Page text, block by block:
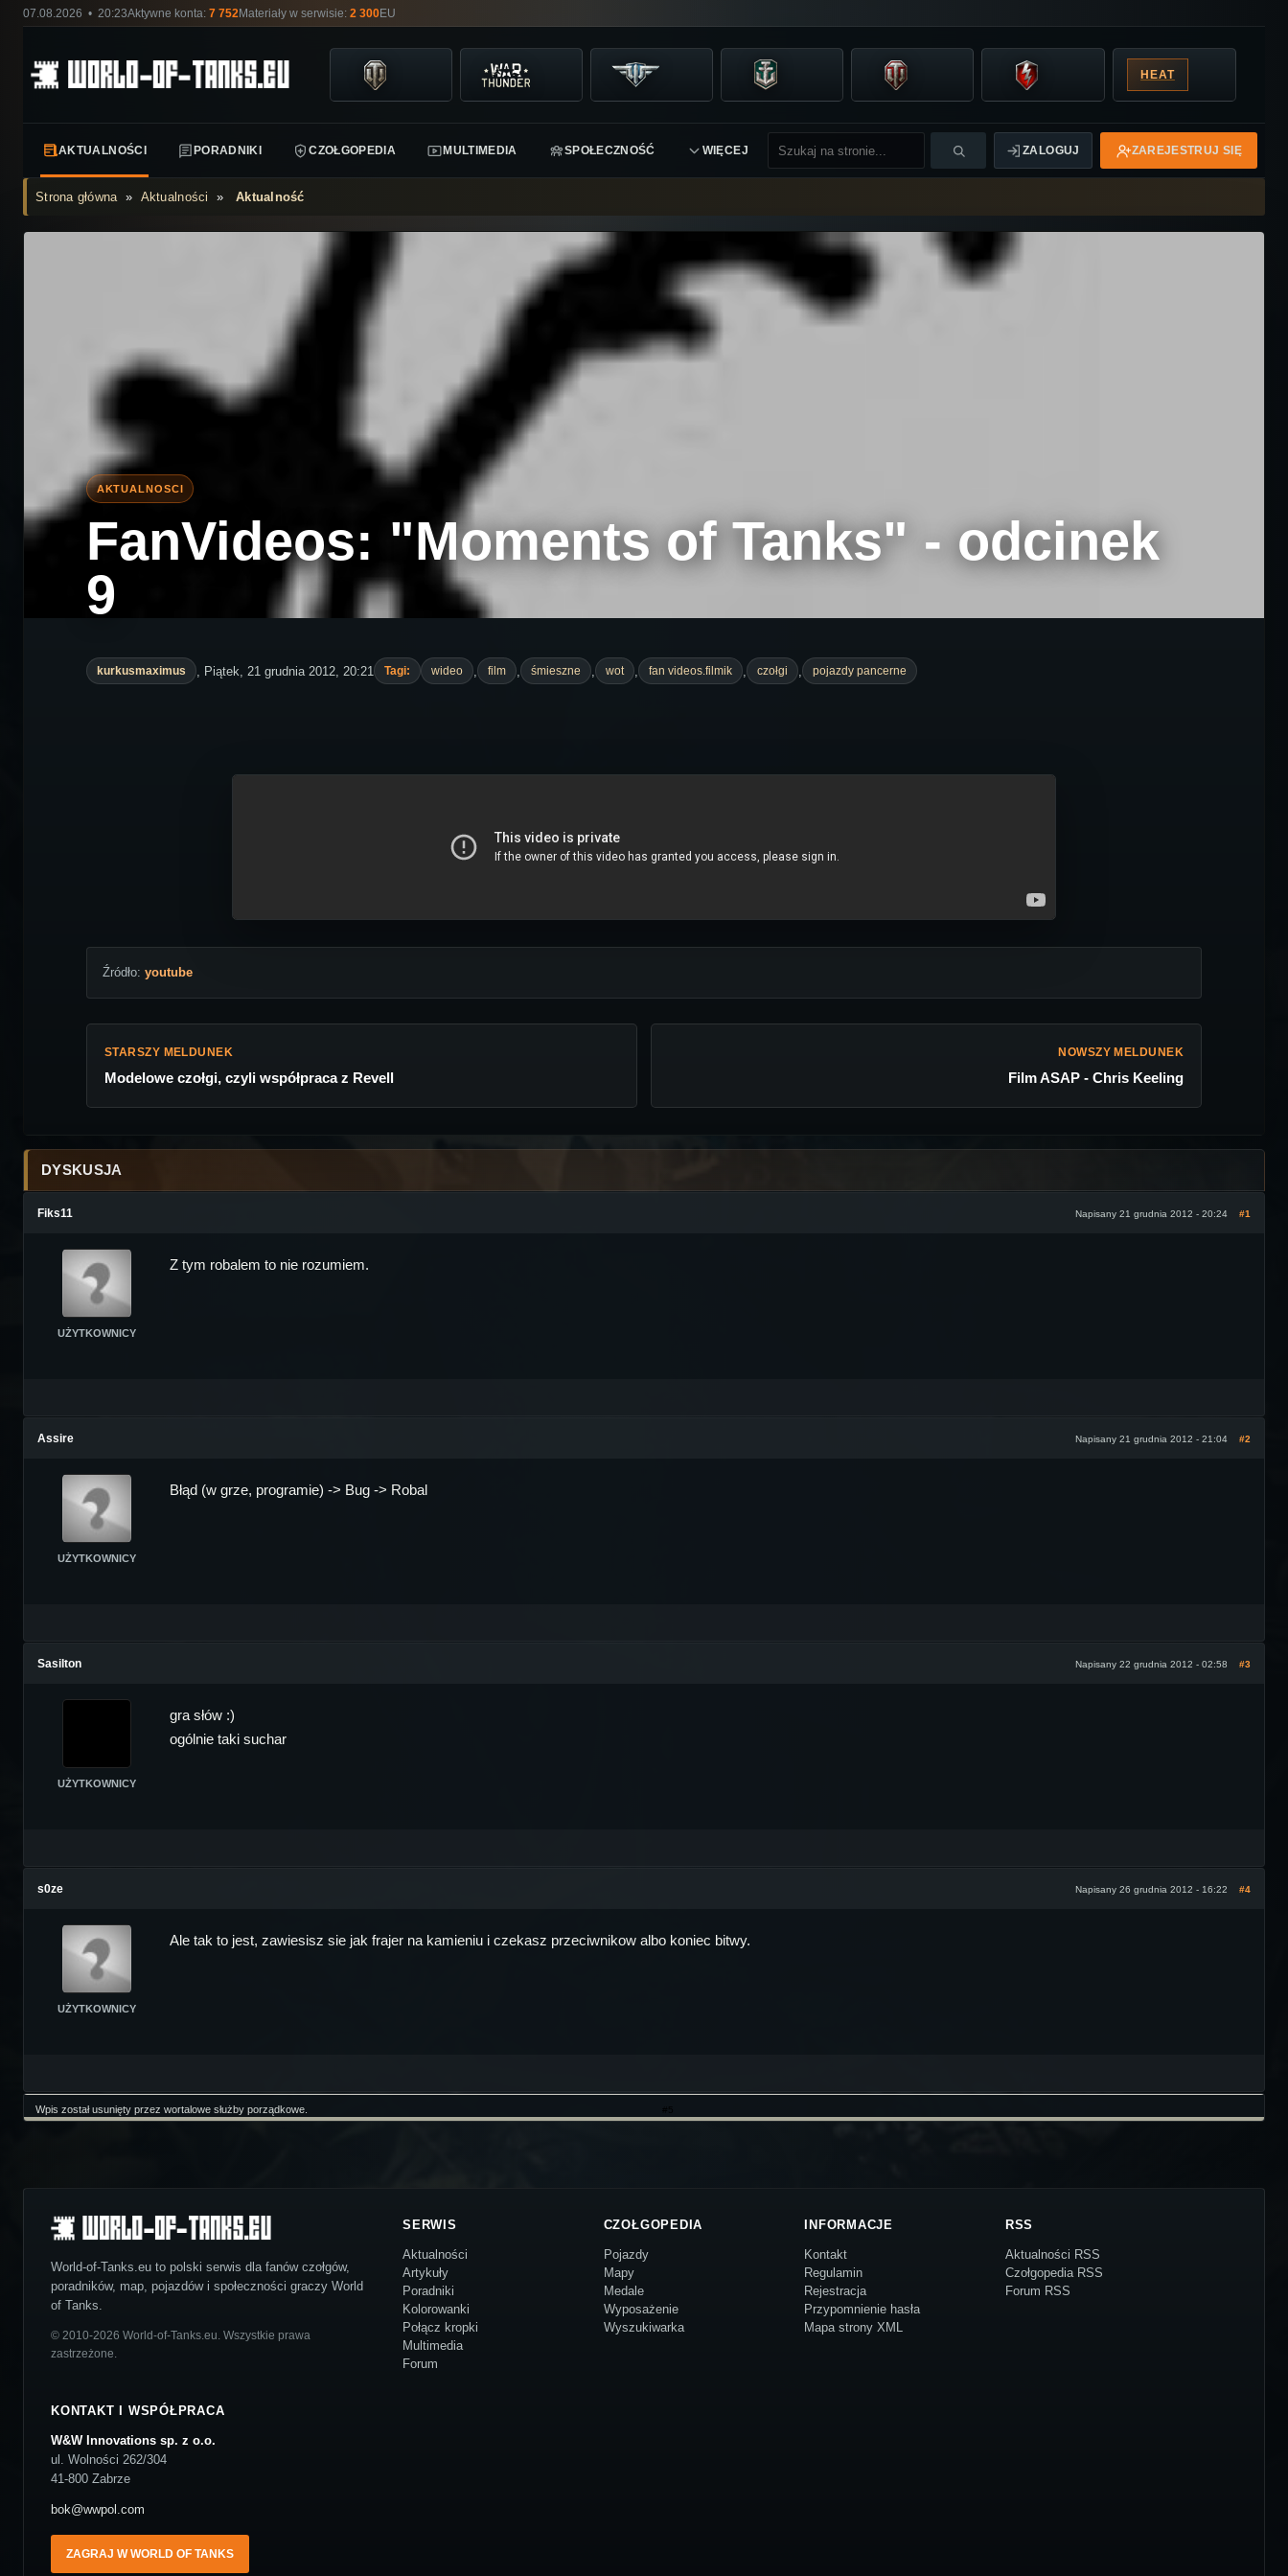
07.08.2026 • 20:23Aktywne konta: 7 752Materiały w serwisie: 2 300EU
HEAT
AKTUALNOŚCI PORADNIKI CZOŁGOPEDIA MULTIMEDIA SPOŁECZNOŚĆ WIĘCEJ ZALOGUJ ZAREJESTRUJ SIĘ
Strona główna» Aktualności »Aktualność
FanVideos: "Moments of Tanks" - odcinek
9
kurkusmaximus , Piątek, 21 grudnia 2012, 20:21 Tagi: wideo , film , śmieszne , wot , fan videos.filmik , czołgi , pojazdy pancerne
Źródło: youtube
STARSZY MELDUNEK
Modelowe czołgi, czyli współpraca z Revell
NOWSZY MELDUNEK
Film ASAP - Chris Keeling
DYSKUSJA
Fiks11 Napisany 21 grudnia 2012 - 20:24 #1
UŻYTKOWNICY
Z tym robalem to nie rozumiem.
Assire Napisany 21 grudnia 2012 - 21:04 #2
UŻYTKOWNICY
Błąd (w grze, programie) -> Bug -> Robal
Sasilton Napisany 22 grudnia 2012 - 02:58 #3
UŻYTKOWNICY
gra słów :)
ogólnie taki suchar
s0ze Napisany 26 grudnia 2012 - 16:22 #4
UŻYTKOWNICY
Ale tak to jest, zawiesisz sie jak frajer na kamieniu i czekasz przeciwnikow albo koniec bitwy.
Wpis został usunięty przez wortalowe służby porządkowe. #5
World-of-Tanks.eu to polski serwis dla fanów czołgów,
poradników, map, pojazdów i społeczności graczy World
of Tanks.
© 2010-2026 World-of-Tanks.eu. Wszystkie prawa
zastrzeżone.
SERWIS
Aktualności
Artykuły
Poradniki
Kolorowanki
Połącz kropki
Multimedia
Forum
CZOŁGOPEDIA
Pojazdy
Mapy
Medale
Wyposażenie
Wyszukiwarka
INFORMACJE
Kontakt
Regulamin
Rejestracja
Przypomnienie hasła
Mapa strony XML
RSS
Aktualności RSS
Czołgopedia RSS
Forum RSS
KONTAKT I WSPÓŁPRACA
W&W Innovations sp. z o.o.
ul. Wolności 262/304
41-800 Zabrze
bok@wwpol.com
ZAGRAJ W WORLD OF TANKS